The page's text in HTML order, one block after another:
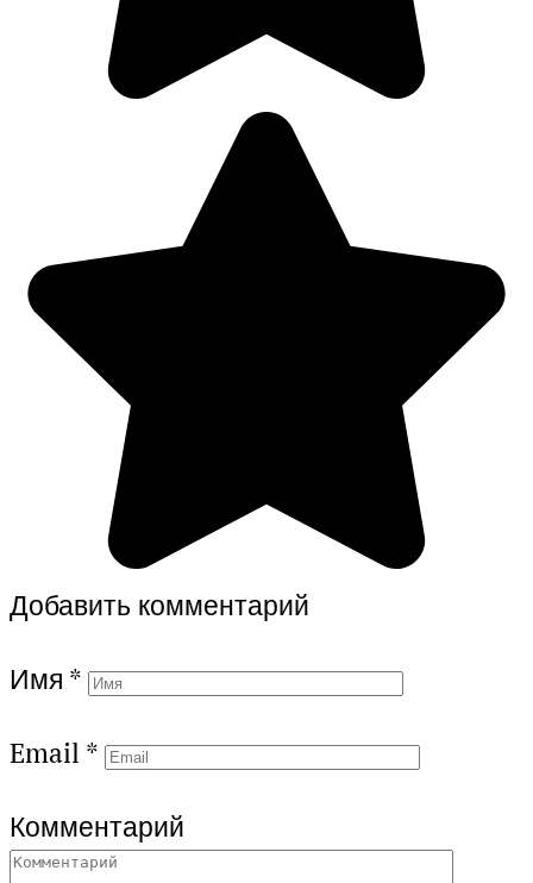
Добавить комментарий
Имя *
Email *
Комментарий